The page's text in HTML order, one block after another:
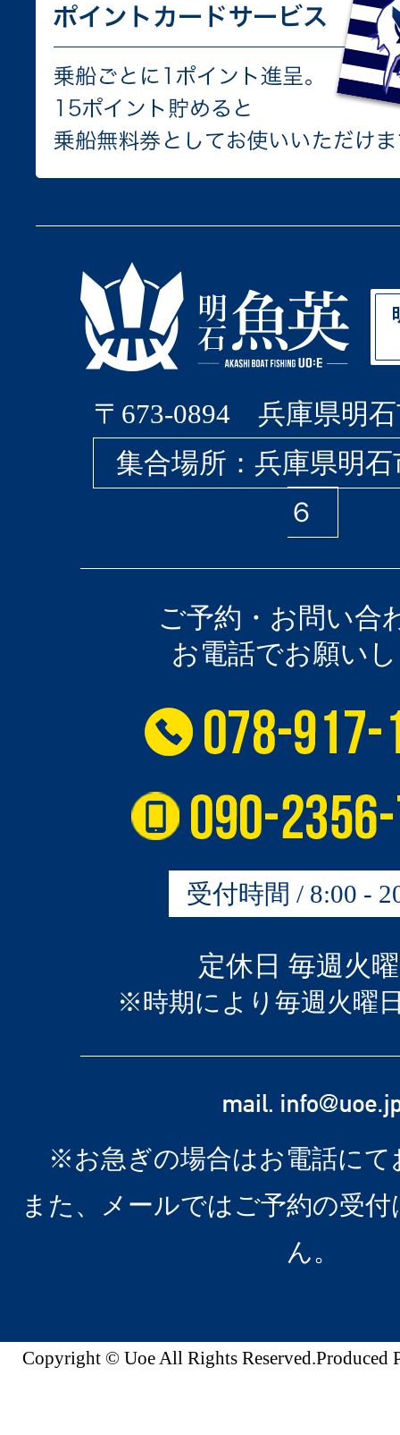
〒673-0894 兵庫県明石
集合場所：兵庫県明
６
ご予約・お問い合
お電話でお願い
受付時間 / 8:00 -
定休日 毎週火
※時期により毎週火曜
※お急ぎの場合はお電話にて
また、メールではご予約の受
ん。
Copyright © Uoe All Rights Reserved.Produced